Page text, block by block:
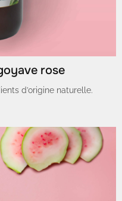
rose
d’origine naturelle.